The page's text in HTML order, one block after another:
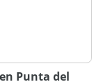
Punta del